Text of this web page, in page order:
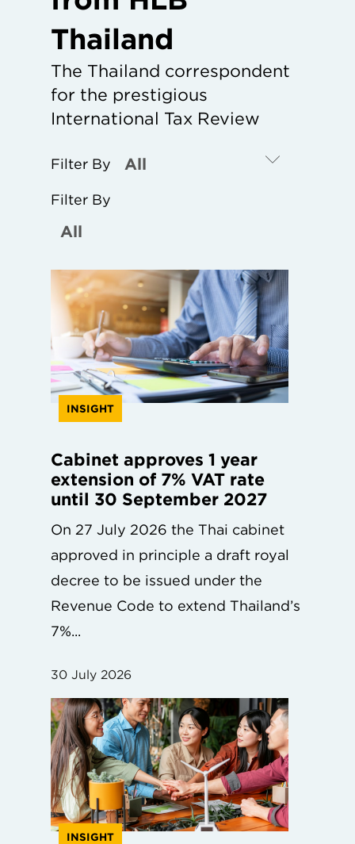
Thailand
The Thailand correspondent
for the prestigious
International Tax Review
Filter By
Filter By
INSIGHT
Cabinet approves 1 year
extension of 7% VAT rate
until 30 September 2027
On 27 July 2026 the Thai cabinet
approved in principle a draft royal
decree to be issued under the
Revenue Code to extend Thailand’s
7%...
30 July 2026
INSIGHT